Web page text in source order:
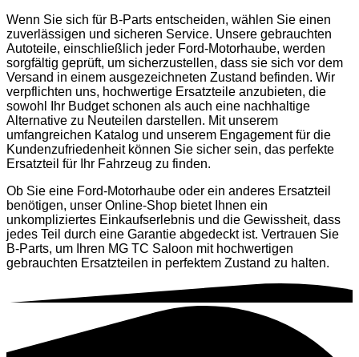
Wenn Sie sich für B-Parts entscheiden, wählen Sie einen
zuverlässigen und sicheren Service. Unsere gebrauchten
Autoteile, einschließlich jeder Ford-Motorhaube, werden
sorgfältig geprüft, um sicherzustellen, dass sie sich vor dem
Versand in einem ausgezeichneten Zustand befinden. Wir
verpflichten uns, hochwertige Ersatzteile anzubieten, die
sowohl Ihr Budget schonen als auch eine nachhaltige
Alternative zu Neuteilen darstellen. Mit unserem
umfangreichen Katalog und unserem Engagement für die
Kundenzufriedenheit können Sie sicher sein, das perfekte
Ersatzteil für Ihr Fahrzeug zu finden.
Ob Sie eine Ford-Motorhaube oder ein anderes Ersatzteil
benötigen, unser Online-Shop bietet Ihnen ein
unkompliziertes Einkaufserlebnis und die Gewissheit, dass
jedes Teil durch eine Garantie abgedeckt ist. Vertrauen Sie
B-Parts, um Ihren MG TC Saloon mit hochwertigen
gebrauchten Ersatzteilen in perfektem Zustand zu halten.